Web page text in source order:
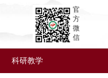
官
方
微
信
科研教学